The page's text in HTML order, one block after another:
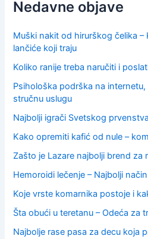
Nedavne objave
Muški nakit od hirurškog čelika –
lančiće koji traju
Koliko ranije treba naručiti i
Psihološka podrška na
stručnu uslugu
Najbolji igrači Svetskog
Kako opremiti kafić od nule –
Zašto je Lazare najbolji brend za
Hemoroidi lečenje – Najbolji
Koje vrste komarnika postoje i
Šta obući u teretanu – Odeća za
Najbolje rase pasa za decu koja